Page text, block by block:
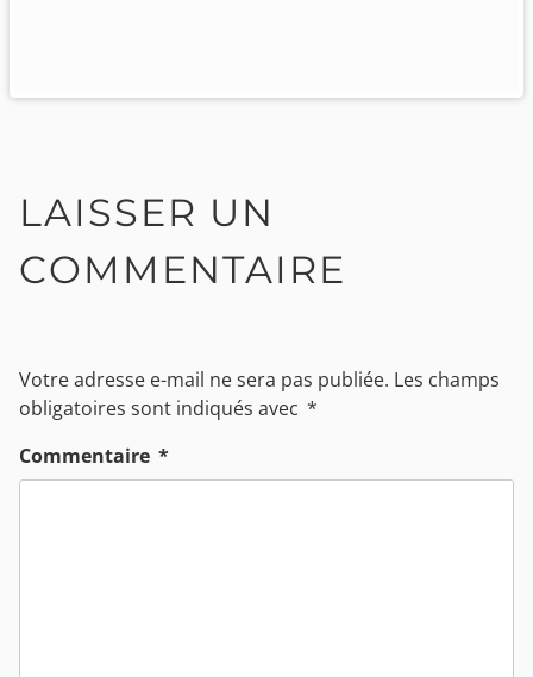
LAISSER UN
COMMENTAIRE
Votre adresse e-mail ne sera pas publiée. Les champs
obligatoires sont indiqués avec *
Commentaire *